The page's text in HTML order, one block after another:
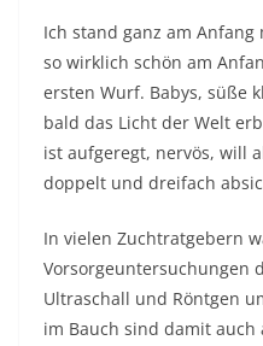
Ich stand ganz am
so wirklich schön am
ersten Wurf. Babys, süße
bald das Licht der Welt
ist aufgeregt, nervös, will
doppelt und dreifach
In vielen Zuchtratgebern
Vorsorgeuntersuchungen
Ultraschall und Röntgen
im Bauch sind damit